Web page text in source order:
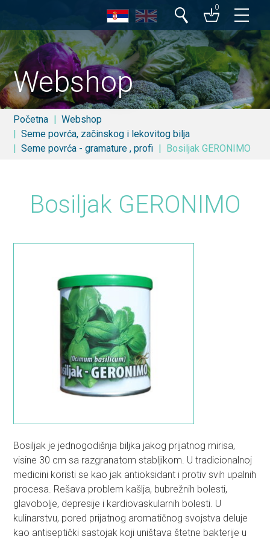
0
Pretraga
Webshop
Početna
Webshop
Seme povrća, začinskog i lekovitog bilja
Seme povrća - gramature , profi
Bosiljak GERONIMO
Bosiljak GERONIMO
Bosiljak je jednogodišnja biljka jakog prijatnog mirisa,
visine 30 cm sa razgranatom stabljikom. U tradicionalnoj
medicini koristi se kao jak antioksidant i protiv svih upalnih
procesa. Rešava problem kašlja, bubrežnih bolesti,
glavobolje, depresije i kardiovaskularnih bolesti. U
kulinarstvu, pored prijatnog aromatičnog svojstva deluje
kao antiseptički sastojak koji uništava štetne bakterije u